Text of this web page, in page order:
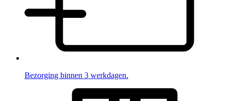
Bezorging binnen 3 werkdagen.